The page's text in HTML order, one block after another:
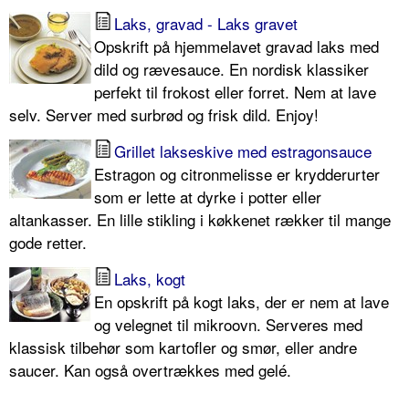
Laks, gravad - Laks gravet
Opskrift på hjemmelavet gravad laks med
dild og rævesauce. En nordisk klassiker
perfekt til frokost eller forret. Nem at lave
selv. Server med surbrød og frisk dild. Enjoy!
Grillet lakseskive med estragonsauce
Estragon og citronmelisse er krydderurter
som er lette at dyrke i potter eller
altankasser. En lille stikling i køkkenet rækker til mange
gode retter.
Laks, kogt
En opskrift på kogt laks, der er nem at lave
og velegnet til mikroovn. Serveres med
klassisk tilbehør som kartofler og smør, eller andre
saucer. Kan også overtrækkes med gelé.